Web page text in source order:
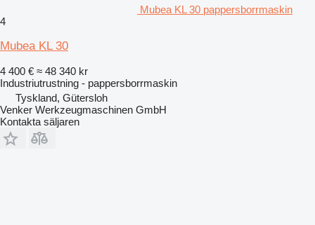
Mubea KL 30 pappersborrmaskin
4
Mubea KL 30
4 400 € ≈ 48 340 kr
Industriutrustning - pappersborrmaskin
Tyskland, Gütersloh
Venker Werkzeugmaschinen GmbH
Kontakta säljaren